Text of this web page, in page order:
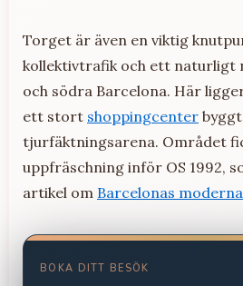
Torget är även en viktig
kollektivtrafik och ett naturligt
och södra Barcelona. Här
ett stort shoppingcenter
tjurfäktningsarena. Området
uppfräschning inför OS 1992,
artikel om Barcelonas
BOKA DITT BESÖK